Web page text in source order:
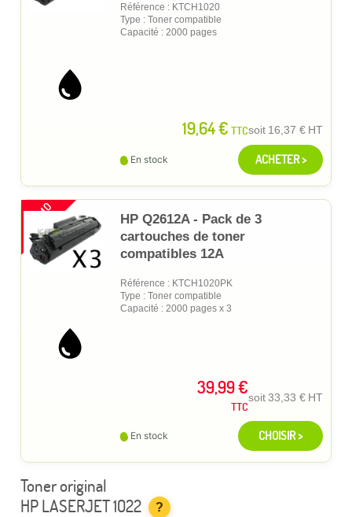
Référence : KTCH1020
Type : Toner compatible
Capacité : 2000 pages
19,64 € TTCsoit 16,37 € HT
En stock ACHETER >
PROMO
HP Q2612A - Pack de 3
cartouches de toner
compatibles 12A
Référence : KTCH1020PK
Type : Toner compatible
Capacité : 2000 pages x 3
39,99 €
TTC
soit33,33 € HT
En stock CHOISIR >
Toner original
HP LASERJET 1022
?